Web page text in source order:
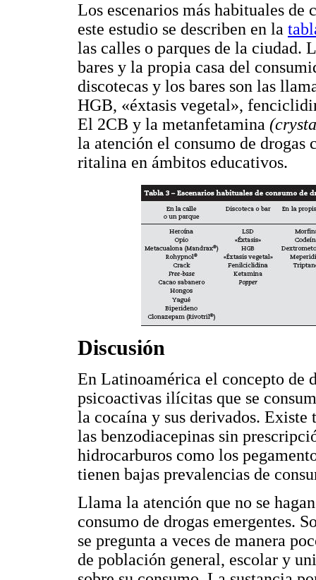
Los escenarios más habituales de
este estudio se describen en la
las calles o parques de la ciudad.
bares y la propia casa del
discotecas y los bares son las
HGB, «éxtasis vegetal»,
El 2CB y la metanfetamina
la atención el consumo de
ritalina en ámbitos educativos.
Discusión
En Latinoamérica el concepto de
psicoactivas ilícitas que se
la cocaína y sus derivados.
las benzodiacepinas sin
hidrocarburos como los
tienen bajas prevalencias de
Llama la atención que no se
consumo de drogas emergentes.
se pregunta a veces de manera
de población general, escolar y